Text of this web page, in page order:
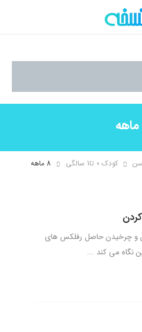
سن کودک 0 تا1 سالگی 8 ماهه
و چرخیدن حاصل رفلکس های
نگاه می کند ...